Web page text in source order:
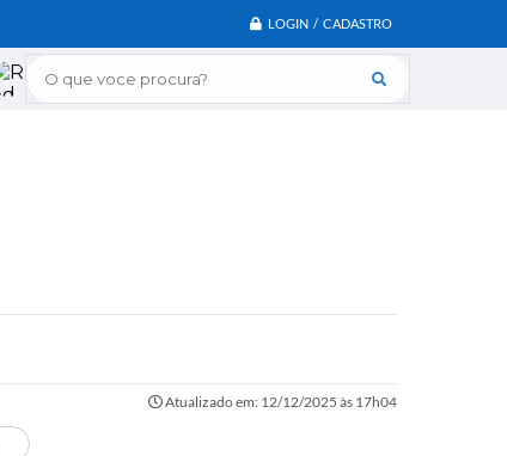
LOGIN / CADASTRO
O que voce procura?
Atualizado em: 12/12/2025 às 17h04